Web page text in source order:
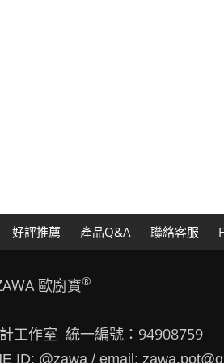
好評推薦 產品Q&A 聯絡客服
歐廚寶®
工作室 統一編號：94908759
ID: @zawa / email: